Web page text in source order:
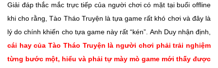
Giải đáp thắc mắc trực tiếp của người chơi có mặt tại buổi offline
khi cho rằng, Tào Tháo Truyện là tựa game rất khó chơi và đây là
lý do chính khiến cho tựa game này rất “kén”. Anh Duy nhận định,
cái hay của Tào Tháo Truyện là người chơi phải trải nghiệm
từng bước một, hiểu và phải tự mày mò game mới thấy được